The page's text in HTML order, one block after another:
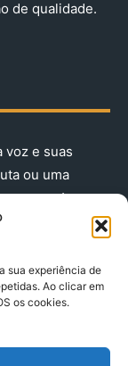
sua experiência de
Ao clicar em
os cookies.
de qualidade.
voz e suas
ou uma
agora!